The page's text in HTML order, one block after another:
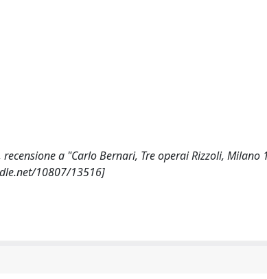
a "Carlo Bernari, Tre operai Rizzoli, Milano
10807/13516]